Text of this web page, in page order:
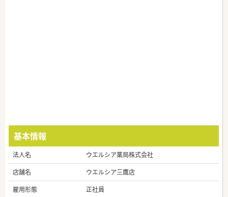
基本情報
法人名
ウエルシア薬局株式会社
店舗名
ウエルシア三鷹店
雇用形態
正社員